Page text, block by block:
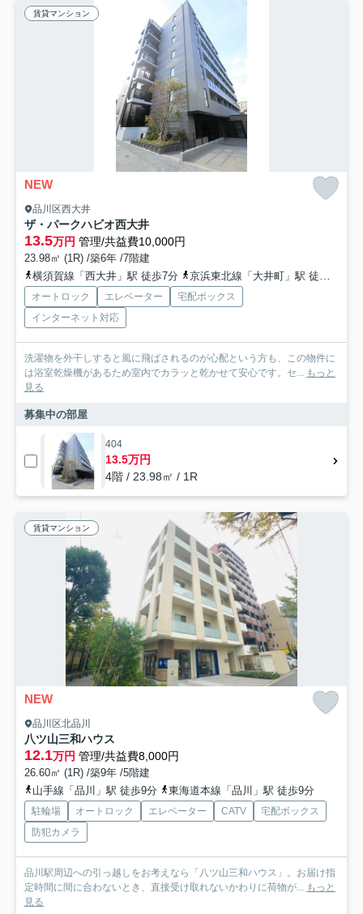
賃貸マンション
NEW
品川区西大井
ザ・パークハビオ西大井
13.5万円 管理/共益費10,000円
23.98㎡ (1R) /築6年 /7階建
横須賀線「西大井」駅 徒歩7分
京浜東北線「大井町」駅 徒歩16分
オートロック エレベーター
宅配ボックス
インターネット対応
洗濯物を外干しすると風に飛ばされるのが心配という方も、この物件に
は浴室乾燥機があるため室内でカラッと乾かせて安心です。セ... もっと
見る
募集中の部屋
404
13.5万円
4階 / 23.98㎡ / 1R
賃貸マンション
NEW
品川区北品川
八ツ山三和ハウス
12.1万円 管理/共益費8,000円
26.60㎡ (1R) /築9年 /5階建
山手線「品川」駅 徒歩9分
東海道本線「品川」駅 徒歩9分
駐輪場 オートロック エレベーター CATV
宅配ボックス
防犯カメラ
品川駅周辺への引っ越しをお考えなら「八ツ山三和ハウス」。お届け指
定時間に間に合わないとき、直接受け取れないかわりに荷物が... もっと
見る